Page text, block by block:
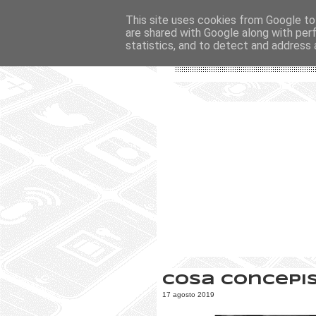
Cosa
17 agosto 2019
This site uses cookies from Google
are shared with Google along with
statistics, and to detect and address